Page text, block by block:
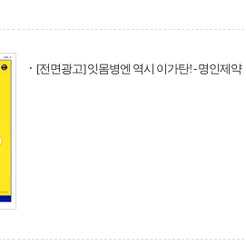
[전면광고] 잇몸병엔 역시 이가탄! - 명인제약